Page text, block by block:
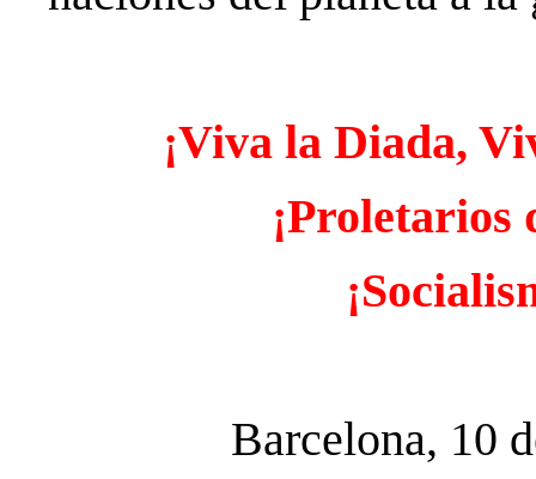
¡Viva la Diada,
¡Proletarios
Barcelona, 10